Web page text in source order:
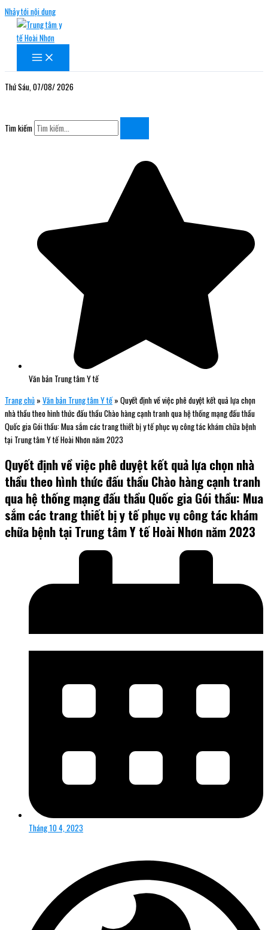
Nhảy tới nội dung
Thứ Sáu, 07/08/ 2026
Tìm kiếm
Văn bản Trung tâm Y tế
Trang chủ » Văn bản Trung tâm Y tế» Quyết định về việc phê duyệt kết quả lựa chọn
nhà thầu theo hình thức đấu thầu Chào hàng cạnh tranh qua hệ thống mạng đấu thầu
Quốc gia Gói thầu: Mua sắm các trang thiết bị y tế phục vụ công tác khám chữa bệnh
tại Trung tâm Y tế Hoài Nhơn năm 2023
Quyết định về việc phê duyệt kết quả lựa chọn nhà
thầu theo hình thức đấu thầu Chào hàng cạnh tranh
qua hệ thống mạng đấu thầu Quốc gia Gói thầu: Mua
sắm các trang thiết bị y tế phục vụ công tác khám
chữa bệnh tại Trung tâm Y tế Hoài Nhơn năm 2023
Tháng 10 4, 2023